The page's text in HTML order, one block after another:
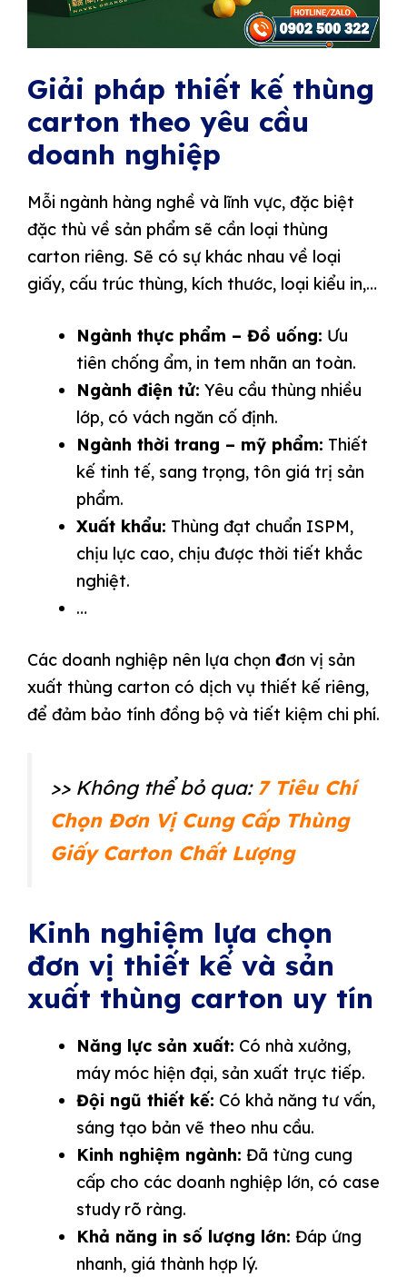
Giải pháp thiết kế thùng
carton theo yêu cầu
doanh nghiệp
Mỗi ngành hàng nghề và lĩnh vực, đặc biệt
đặc thù về sản phẩm sẽ cần loại thùng
carton riêng. Sẽ có sự khác nhau về loại
giấy, cấu trúc thùng, kích thước, loại kiểu in,…
Ngành thực phẩm – Đồ uống: Ưu
tiên chống ẩm, in tem nhãn an toàn.
Ngành điện tử: Yêu cầu thùng nhiều
lớp, có vách ngăn cố định.
Ngành thời trang – mỹ phẩm: Thiết
kế tinh tế, sang trọng, tôn giá trị sản
phẩm.
Xuất khẩu: Thùng đạt chuẩn ISPM,
chịu lực cao, chịu được thời tiết khắc
nghiệt.
…
Các doanh nghiệp nên lựa chọn đơn vị sản
xuất thùng carton có dịch vụ thiết kế riêng,
để đảm bảo tính đồng bộ và tiết kiệm chi phí.
>> Không thể bỏ qua: 7 Tiêu Chí
Chọn Đơn Vị Cung Cấp Thùng
Giấy Carton Chất Lượng
Kinh nghiệm lựa chọn
đơn vị thiết kế và sản
xuất thùng carton uy tín
Năng lực sản xuất: Có nhà xưởng,
máy móc hiện đại, sản xuất trực tiếp.
Đội ngũ thiết kế: Có khả năng tư vấn,
sáng tạo bản vẽ theo nhu cầu.
Kinh nghiệm ngành: Đã từng cung
cấp cho các doanh nghiệp lớn, có case
study rõ ràng.
Khả năng in số lượng lớn: Đáp ứng
nhanh, giá thành hợp lý.